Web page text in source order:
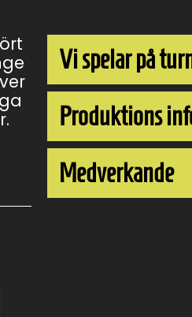
Vi spelar på
Produktions
Medverkande